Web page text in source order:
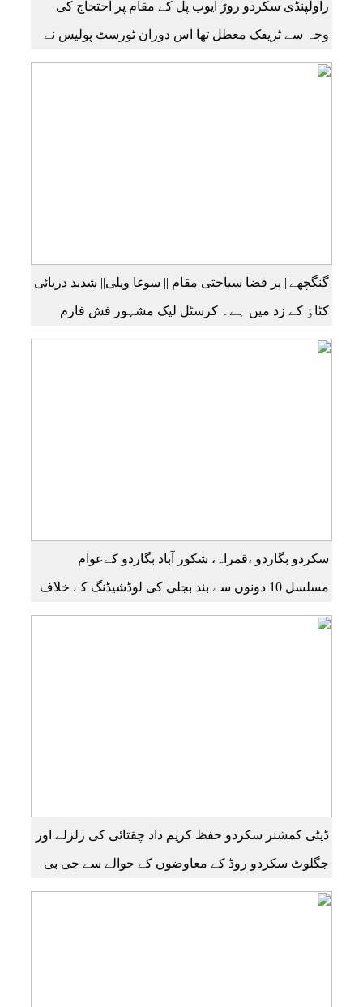
راولپنڈی سکردو روڑ ایوب پل کے مقام پر احتجاج کی
وجہ سے ٹریفک معطل تھا اس دوران ٹورسٹ پولیس نے
دو امریکی سیاحوں کو ریسکیو کرتے ہوئے کچورا پہنچایا
گنگچھے|| پر فضا سیاحتی مقام || سوغا ویلی|| شدید دریائی
کٹاٶ کے زد میں ہے۔ کرسٹل لیک مشہور فش فارم
سوغا بھی اسی گاٶں میں واقع ہے۔ اشرف عاصی بیورو
سکردو بگاردو ،قمراہ، شکور آباد بگاردو کےعوام
مسلسل 10 دونوں سے بند بجلی کی لوڈشیڈنگ کے خلاف
جے ایس آر روڈ پر احتجاجی مظاہرہ راولپنڈی سکردو
ڈپٹی کمشنر سکردو حفظ کریم داد چقتائی کی زلزلے اور
جگلوٹ سکردو روڈ کے معاوضوں کے حوالے سے جی بی
ٹرو نیوز ایچ ڈی سے خصوصی گفتگو رپورٹر شیر افضل